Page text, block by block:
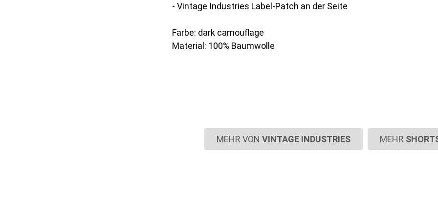
- Vintage Industries Label-Patch an der Seite
Farbe: dark camouflage
Material: 100% Baumwolle
MEHR VON VINTAGE INDUSTRIES MEHR